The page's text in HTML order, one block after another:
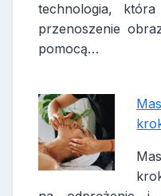
technologia, która
przenoszenie
pomocą…